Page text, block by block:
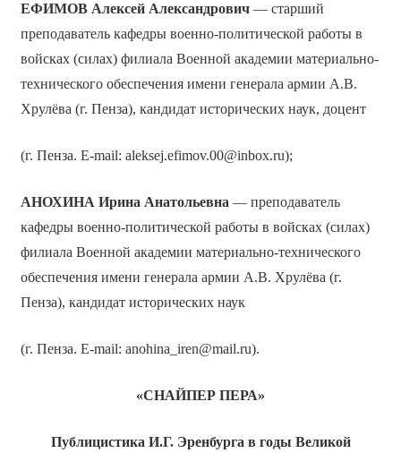
ЕФИМОВ Алексей Александрович— старший
преподаватель кафедры военно-политической работы в
войсках (силах) филиала Военной академии материально-
технического обеспечения имени генерала армии А.В.
Хрулёва (г. Пенза), кандидат исторических наук, доцент
(г. Пенза. Е-mail: aleksej.efimov.00@inbox.ru);
АНОХИНА Ирина Анатольевна — преподаватель
кафедры военно-политической работы в войсках (силах)
филиала Военной академии материально-технического
обеспечения имени генерала армии А.В. Хрулёва (г.
Пенза), кандидат исторических наук
(г. Пенза. Е-mail: anohina_iren@mail.ru).
«СНАЙПЕР ПЕРА»
Публицистика И.Г. Эренбурга в годы Великой